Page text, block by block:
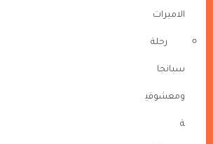
الاميرات
رحلة
سبانجا
ومعشوقي
ة